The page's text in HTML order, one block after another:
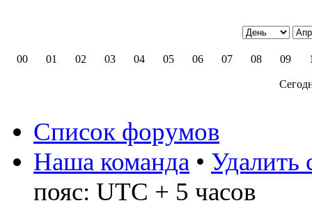
00 01 02 03 04 05 06 07 08 09
Список форумов
Наша команда • Удалить
пояс: UTC + 5 часов